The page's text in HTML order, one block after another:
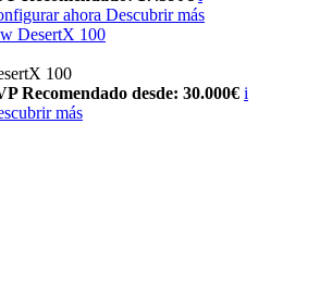
ahora Descubrir más
DesertX 100
100
Recomendado desde: 30.000€ i
más